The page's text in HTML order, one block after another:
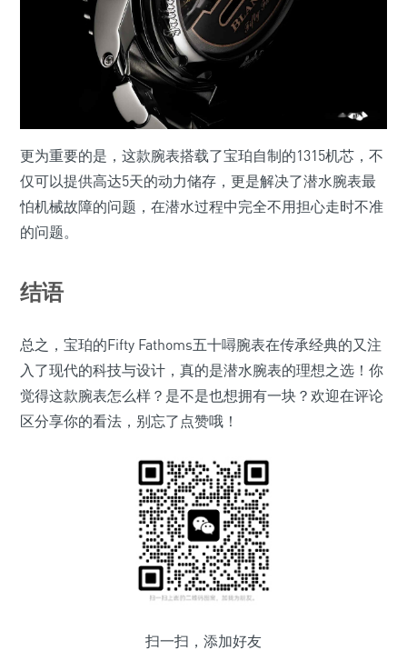
更为重要的是，这款腕表搭载了宝珀自制的1315机芯，不
仅可以提供高达5天的动力储存，更是解决了潜水腕表最
怕机械故障的问题，在潜水过程中完全不用担心走时不准
的问题。
结语
总之，宝珀的Fifty Fathoms五十噚腕表在传承经典的又注
入了现代的科技与设计，真的是潜水腕表的理想之选！你
觉得这款腕表怎么样？是不是也想拥有一块？欢迎在评论
区分享你的看法，别忘了点赞哦！
扫一扫，添加好友